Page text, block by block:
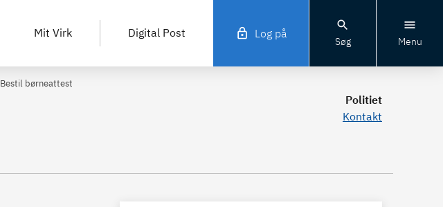
Mit Virk
Digital Post Log på
Søg Menu
Bestil børneattest
Politiet
Kontakt